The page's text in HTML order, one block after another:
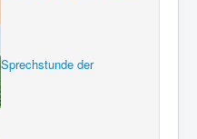
Sprechstunde der